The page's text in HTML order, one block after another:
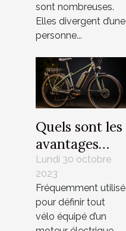
sont nombreuses.
Elles divergent d’une
personne...
Quels sont les
avantages
d’un vélo
électrique
pour la
santé ?
Lundi 30 octobre
2023
Fréquemment utilisé
pour définir tout
vélo équipé d’un